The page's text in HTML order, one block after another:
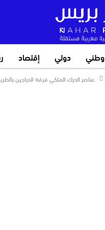
وطني دولي إقتصاد
عناصر الدرك الملكي فرقة الدراجين